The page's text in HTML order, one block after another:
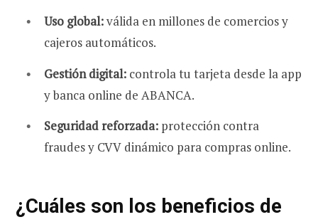
Uso global:válida en millones de comercios y
cajeros automáticos.
Gestión digital: controla tu tarjeta desde la app
y banca online de ABANCA.
Seguridad reforzada: protección contra
fraudes y CVV dinámico para compras online.
¿Cuáles son los beneficios de